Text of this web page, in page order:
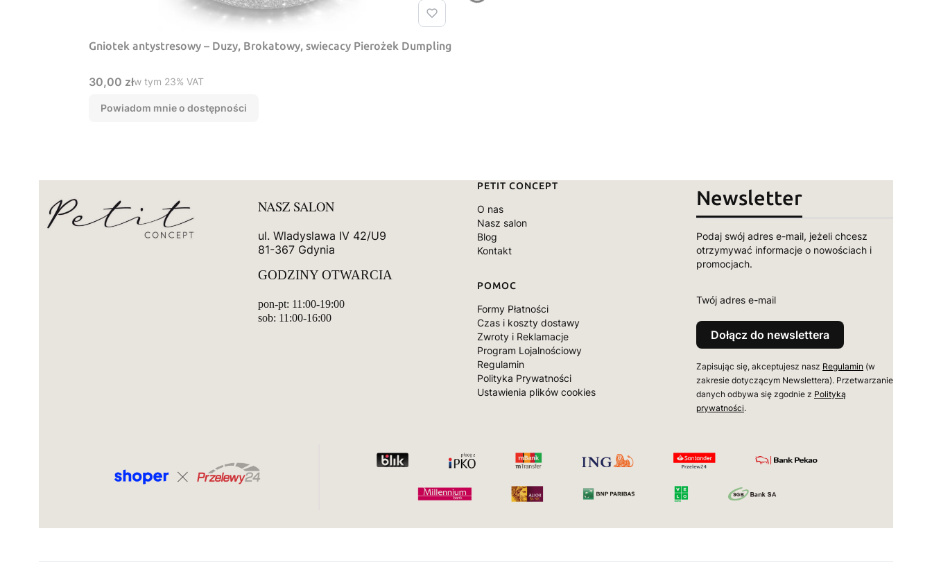
Gniotek antystresowy – Duzy, Brokatowy, swiecacy Pierożek Dumpling
Cena brutto
30,00 złw tym %s VAT
w tym 23% VAT
Powiadom mnie o dostępności
NASZ SALON
ul. Wladyslawa IV 42/U9
81-367 Gdynia
GODZINY OTWARCIA
pon-pt: 11:00-19:00
sob: 11:00-16:00
Linki w stopce
PETIT CONCEPT
O nas
Nasz salon
Blog
Kontakt
POMOC
Formy Płatności
Czas i koszty dostawy
Zwroty i Reklamacje
Program Lojalnościowy
Regulamin
Polityka Prywatności
Ustawienia plików cookies
Newsletter
Podaj swój adres e-mail, jeżeli chcesz
otrzymywać informacje o nowościach i
promocjach.
Twój adres e-mail
Dołącz do newslettera
Zapisując się, akceptujesz nasz Regulamin (w
zakresie dotyczącym Newslettera). Przetwarzanie
danych odbywa się zgodnie z Polityką
prywatności.